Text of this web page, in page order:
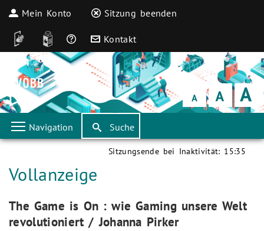
Mein Konto Sitzung beenden
DGS Leichte Sprache
Häufige Fragen
Kontakt
Schrift
klein Schrift
normal Schrift
groß
Navigation Suche
Sitzungsende bei Inaktivität: 15:35
Aktuelle Seite:
Vollanzeige
Aktuelle Seite:
The Game is On : wie Gaming unsere Welt
revolutioniert / Johanna Pirker